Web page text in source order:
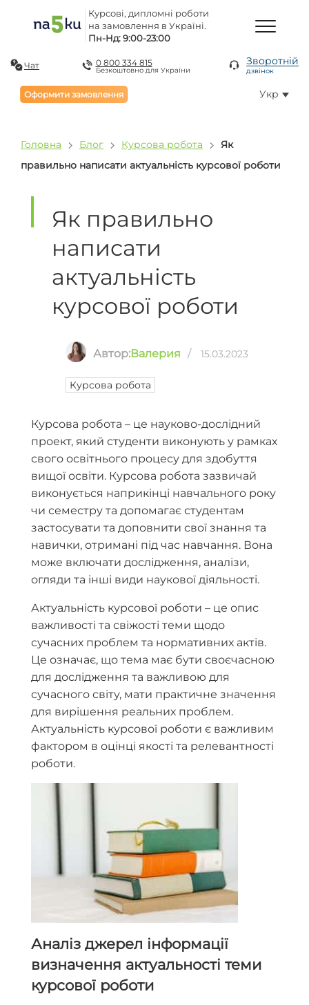
Курсові, дипломні роботи
на замовлення в Україні.
Пн-Нд: 9:00-23:00
Чат 0 800 334 815
Безкоштовно для України
Зворотній
дзвінок
Оформити замовлення Укр
Головна Блог Курсова робота
Як
правильно написати актуальність курсової роботи
Як правильно
написати
актуальність
курсової роботи
Автор:Валерия / 15.03.2023
Курсова робота
Курсова робота – це науково-дослідний
проект, який студенти виконують у рамках
свого освітнього процесу для здобуття
вищої освіти. Курсова робота зазвичай
виконується наприкінці навчального року
чи семестру та допомагає студентам
застосувати та доповнити свої знання та
навички, отримані під час навчання. Вона
може включати дослідження, аналізи,
огляди та інші види наукової діяльності.
Актуальність курсової роботи – це опис
важливості та свіжості теми щодо
сучасних проблем та нормативних актів.
Це означає, що тема має бути своєчасною
для дослідження та важливою для
сучасного світу, мати практичне значення
для вирішення реальних проблем.
Актуальність курсової роботи є важливим
фактором в оцінці якості та релевантності
роботи.
Аналіз джерел інформації
визначення актуальності теми
курсової роботи